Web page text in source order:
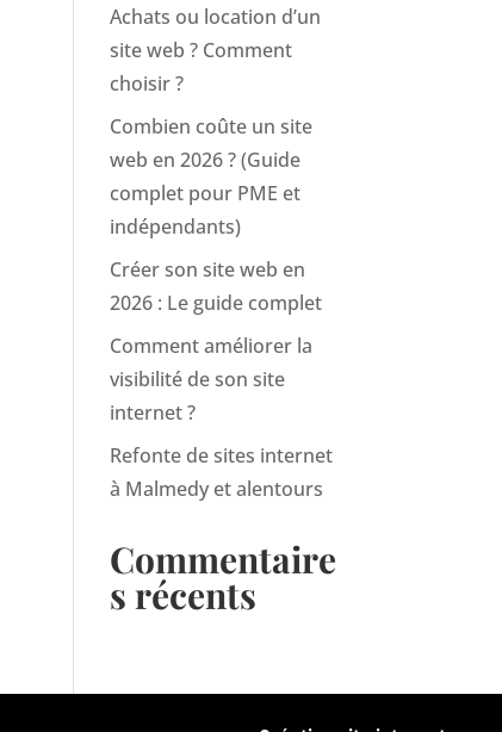
Achats ou location d’un
site web ? Comment
choisir ?
Combien coûte un site
web en 2026 ? (Guide
complet pour PME et
indépendants)
Créer son site web en
2026 : Le guide complet
Comment améliorer la
visibilité de son site
internet ?
Refonte de sites internet
à Malmedy et alentours
Commentaire
s récents